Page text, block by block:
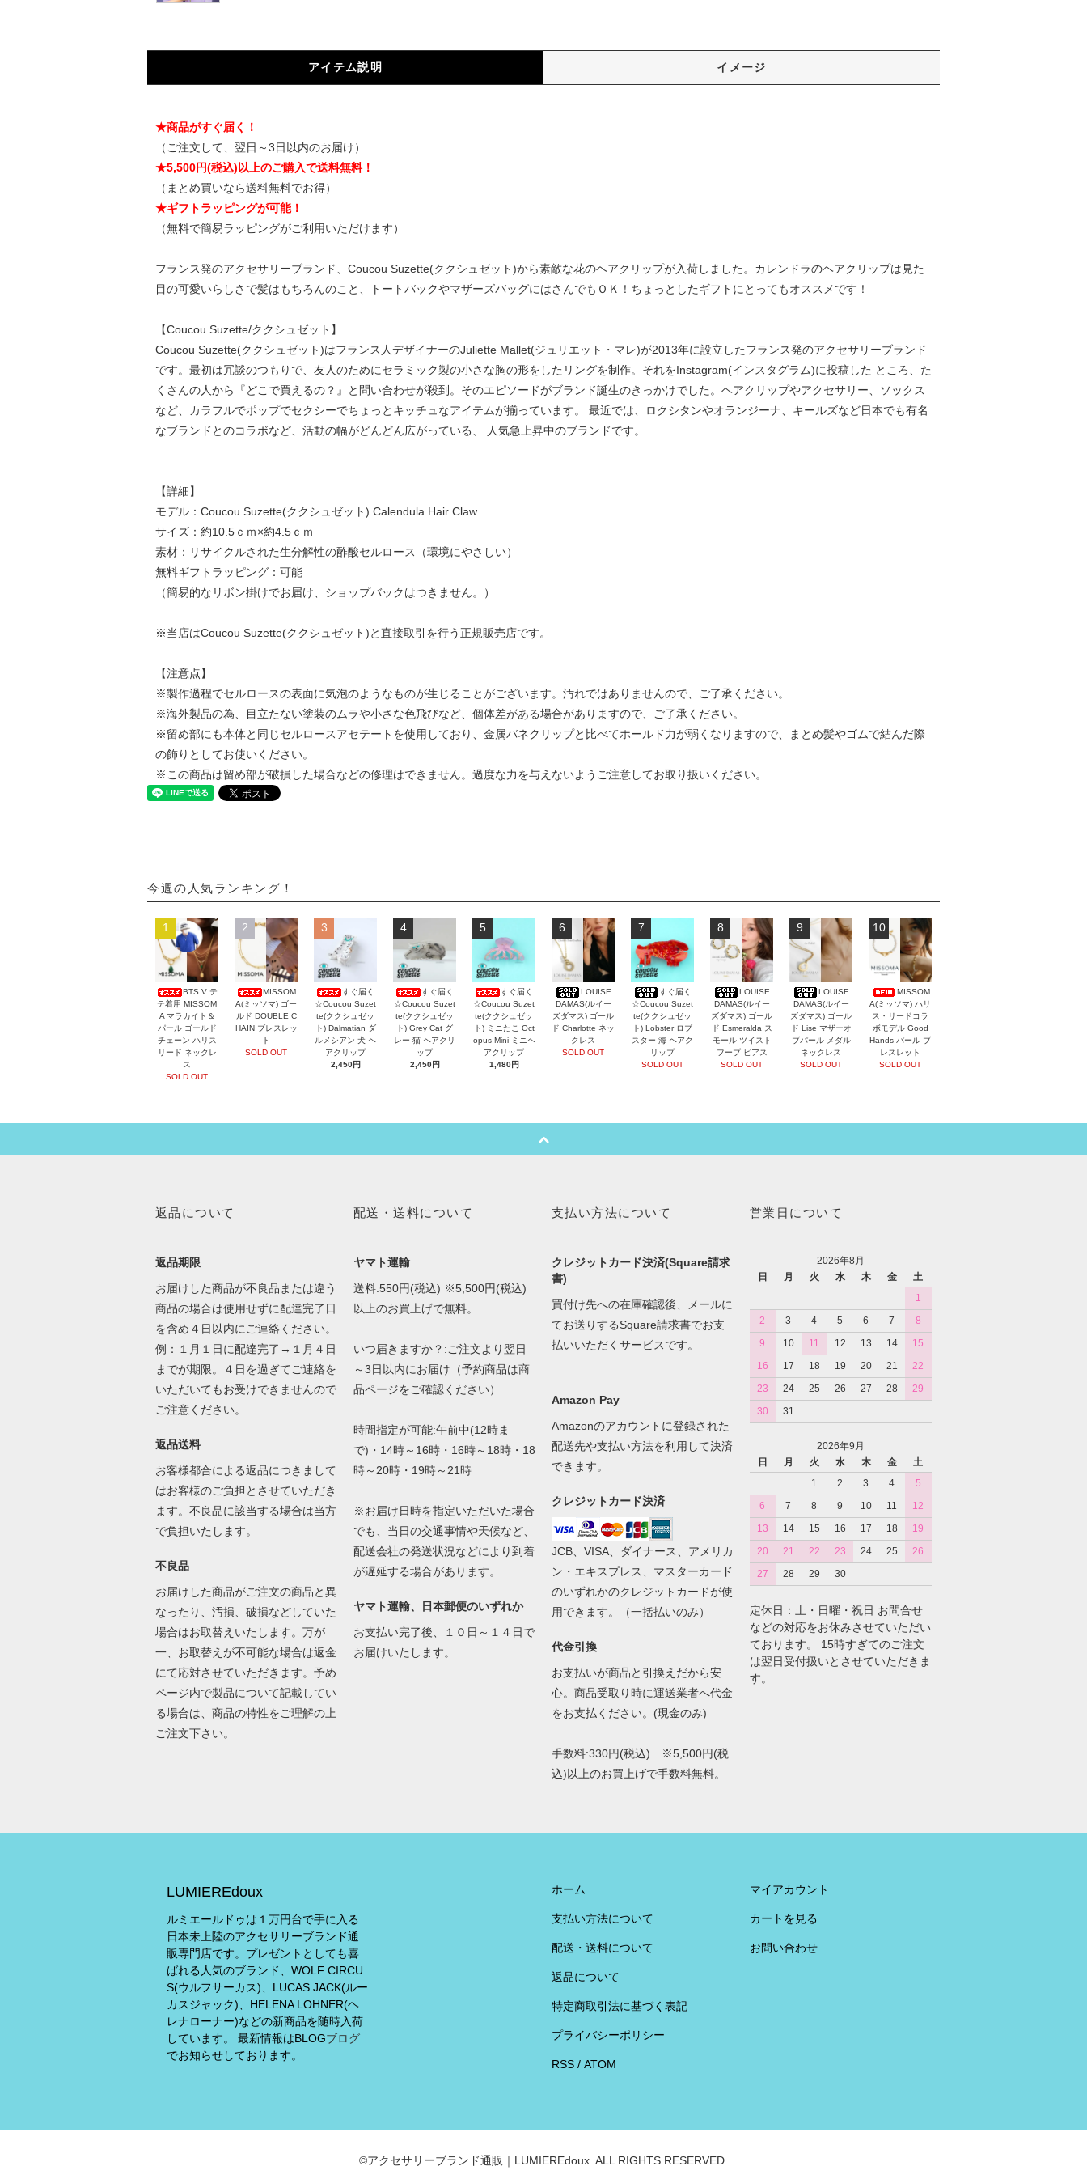
アイテム説明 イメージ
★商品がすぐ届く！
（ご注文して、翌日～3日以内のお届け）
★5,500円(税込)以上のご購入で送料無料！
（まとめ買いなら送料無料でお得）
★ギフトラッピングが可能！
（無料で簡易ラッピングがご利用いただけます）
フランス発のアクセサリーブランド、Coucou Suzette(ククシュゼット)から素敵な花のヘアクリップが入荷しました。カレンドラのヘアクリップは見た
目の可愛いらしさで髪はもちろんのこと、トートバックやマザーズバッグにはさんでもＯＫ！ちょっとしたギフトにとってもオススメです！
【Coucou Suzette/ククシュゼット】
Coucou Suzette(ククシュゼット)はフランス人デザイナーのJuliette Mallet(ジュリエット・マレ)が2013年に設立したフランス発のアクセサリーブランド
です。最初は冗談のつもりで、友人のためにセラミック製の小さな胸の形をしたリングを制作。それをInstagram(インスタグラム)に投稿した ところ、た
くさんの人から『どこで買えるの？』と問い合わせが殺到。そのエピソードがブランド誕生のきっかけでした。ヘアクリップやアクセサリー、ソックス
など、カラフルでポップでセクシーでちょっとキッチュなアイテムが揃っています。 最近では、ロクシタンやオランジーナ、キールズなど日本でも有名
なブランドとのコラボなど、活動の幅がどんどん広がっている、 人気急上昇中のブランドです。
【詳細】
モデル：Coucou Suzette(ククシュゼット) Calendula Hair Claw
サイズ：約10.5ｃｍ×約4.5ｃｍ
素材：リサイクルされた生分解性の酢酸セルロース（環境にやさしい）
無料ギフトラッピング：可能
（簡易的なリボン掛けでお届け、ショップバックはつきません。）
※当店はCoucou Suzette(ククシュゼット)と直接取引を行う正規販売店です。
【注意点】
※製作過程でセルロースの表面に気泡のようなものが生じることがございます。汚れではありませんので、ご了承ください。
※海外製品の為、目立たない塗装のムラや小さな色飛びなど、個体差がある場合がありますので、ご了承ください。
※留め部にも本体と同じセルロースアセテートを使用しており、金属バネクリップと比べてホールド力が弱くなりますので、まとめ髪やゴムで結んだ際
の飾りとしてお使いください。
※この商品は留め部が破損した場合などの修理はできません。過度な力を与えないようご注意してお取り扱いください。
今週の人気ランキング！
1
BTS V テ
テ着用 MISSOM
A マラカイト＆
パール ゴールド
チェーン ハリス
リード ネックレ
ス
SOLD OUT
2
MISSOM
A(ミッソマ) ゴー
ルド DOUBLE C
HAIN ブレスレッ
ト
SOLD OUT
3
すぐ届く
☆Coucou Suzet
te(ククシュゼッ
ト) Dalmatian ダ
ルメシアン 犬 ヘ
アクリップ
2,450円
4
すぐ届く
☆Coucou Suzet
te(ククシュゼッ
ト) Grey Cat グ
レー 猫 ヘアクリ
ップ
2,450円
5
すぐ届く
☆Coucou Suzet
te(ククシュゼッ
ト) ミニたこ Oct
opus Mini ミニヘ
アクリップ
1,480円
6
LOUISE
DAMAS(ルイー
ズダマス) ゴール
ド Charlotte ネッ
クレス
SOLD OUT
7
すぐ届く
☆Coucou Suzet
te(ククシュゼッ
ト) Lobster ロブ
スター 海 ヘアク
リップ
SOLD OUT
8
LOUISE
DAMAS(ルイー
ズダマス) ゴール
ド Esmeralda ス
モール ツイスト
フープ ピアス
SOLD OUT
9
LOUISE
DAMAS(ルイー
ズダマス) ゴール
ド Lise マザーオ
ブパール メダル
ネックレス
SOLD OUT
10
MISSOM
A(ミッソマ) ハリ
ス・リードコラ
ボモデル Good
Hands パール ブ
レスレット
SOLD OUT
返品について
返品期限
お届けした商品が不良品または違う
商品の場合は使用せずに配達完了日
を含め４日以内にご連絡ください。
例：１月１日に配達完了→１月４日
までが期限。４日を過ぎてご連絡を
いただいてもお受けできませんので
ご注意ください。
返品送料
お客様都合による返品につきまして
はお客様のご負担とさせていただき
ます。不良品に該当する場合は当方
で負担いたします。
不良品
お届けした商品がご注文の商品と異
なったり、汚損、破損などしていた
場合はお取替えいたします。万が
一、お取替えが不可能な場合は返金
にて応対させていただきます。予め
ページ内で製品について記載してい
る場合は、商品の特性をご理解の上
ご注文下さい。
配送・送料について
ヤマト運輸
送料:550円(税込) ※5,500円(税込)
以上のお買上げで無料。
いつ届きますか？:ご注文より翌日
～3日以内にお届け（予約商品は商
品ページをご確認ください）
時間指定が可能:午前中(12時ま
で)・14時～16時・16時～18時・18
時～20時・19時～21時
※お届け日時を指定いただいた場合
でも、当日の交通事情や天候など、
配送会社の発送状況などにより到着
が遅延する場合があります。
ヤマト運輸、日本郵便のいずれか
お支払い完了後、１０日～１４日で
お届けいたします。
支払い方法について
クレジットカード決済(Square請求
書)
買付け先への在庫確認後、メールに
てお送りするSquare請求書でお支
払いいただくサービスです。
Amazon Pay
Amazonのアカウントに登録された
配送先や支払い方法を利用して決済
できます。
クレジットカード決済
JCB、VISA、ダイナース、アメリカ
ン・エキスプレス、マスターカード
のいずれかのクレジットカードが使
用できます。（一括払いのみ）
代金引換
お支払いが商品と引換えだから安
心。商品受取り時に運送業者へ代金
をお支払ください。(現金のみ)
手数料:330円(税込) ※5,500円(税
込)以上のお買上げで手数料無料。
営業日について
2026年8月
日
月 火 水 木 金
土
1
2
3 4 5 6 7
8
9
10 11 12 13 14
15
16
17 18 19 20 21
22
23
24 25 26 27 28
29
30
31
2026年9月
日
月 火 水 木 金
土
1
2 3 4
5
6
7 8 9 10 11
12
13
14 15 16 17 18
19
20
21 22 23 24 25
26
27
28 29 30
定休日：土・日曜・祝日 お問合せ
などの対応をお休みさせていただい
ております。 15時すぎてのご注文
は翌日受付扱いとさせていただきま
す。
LUMIEREdoux
ルミエールドゥは１万円台で手に入る
日本未上陸のアクセサリーブランド通
販専門店です。プレゼントとしても喜
ばれる人気のブランド、WOLF CIRCU
S(ウルフサーカス)、LUCAS JACK(ルー
カスジャック)、HELENA LOHNER(ヘ
レナローナー)などの新商品を随時入荷
しています。 最新情報はBLOGブログ
でお知らせしております。
ホーム
支払い方法について
配送・送料について
返品について
特定商取引法に基づく表記
プライバシーポリシー
RSS/ ATOM
マイアカウント
カートを見る
お問い合わせ
©アクセサリーブランド通販｜LUMIEREdoux. ALL RIGHTS RESERVED.